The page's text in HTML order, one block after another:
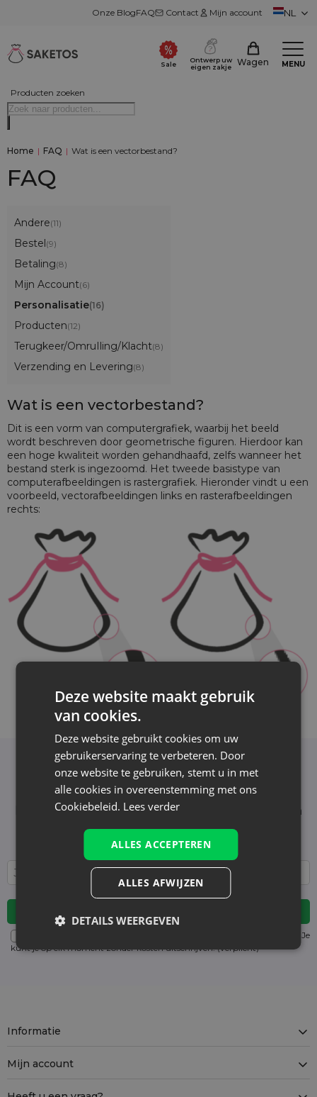
Onze BlogFAQ Contact Mijn account NL
Producten zoeken
Sale
Ontwerp uw
eigen zakje
Wagen MENU
Home | FAQ | Wat is een vectorbestand?
FAQ
Andere(11)
Bestel(9)
Betaling(8)
Mijn Account(6)
Personalisatie(16)
Producten(12)
Terugkeer/OmruIling/Klacht(8)
Verzending en Levering(8)
Wat is een vectorbestand?
Dit is een vorm van computergrafiek, waarbij het beeld
wordt beschreven door geometrische figuren. Hierdoor kan
een hoge kwaliteit worden gehandhaafd, zelfs wanneer het
bestand sterk is ingezoomd. Het tweede basistype van
computerafbeeldingen is rastergrafiek. Hieronder vindt u een
voorbeeld, vectorafbeeldingen links en rasterafbeeldingen
rechts:
Nieuwsbrief
Schrijf je in voor de nieuwsbrief en blijf op de
hoogte van het laatste nieuws en aanbiedingen
Wij informeren en tonen nieuws - zonder
onnodige spam. Blijf regelmatig bij ons!
Voor details over gegevensverwerking, zie onze Privacyverklaring. Je
kunt je op elk moment zonder kostenuitschrijven. (verplicht)
Informatie
Mijn account
Deze website maakt gebruik
van cookies.
Deze website gebruikt cookies om uw
gebruikerservaring te verbeteren. Door
onze website te gebruiken, stemt u in met
alle cookies in overeenstemming met ons
Cookiebeleid. Lees verder
ALLES ACCEPTEREN
ALLES AFWIJZEN
DETAILS WEERGEVEN